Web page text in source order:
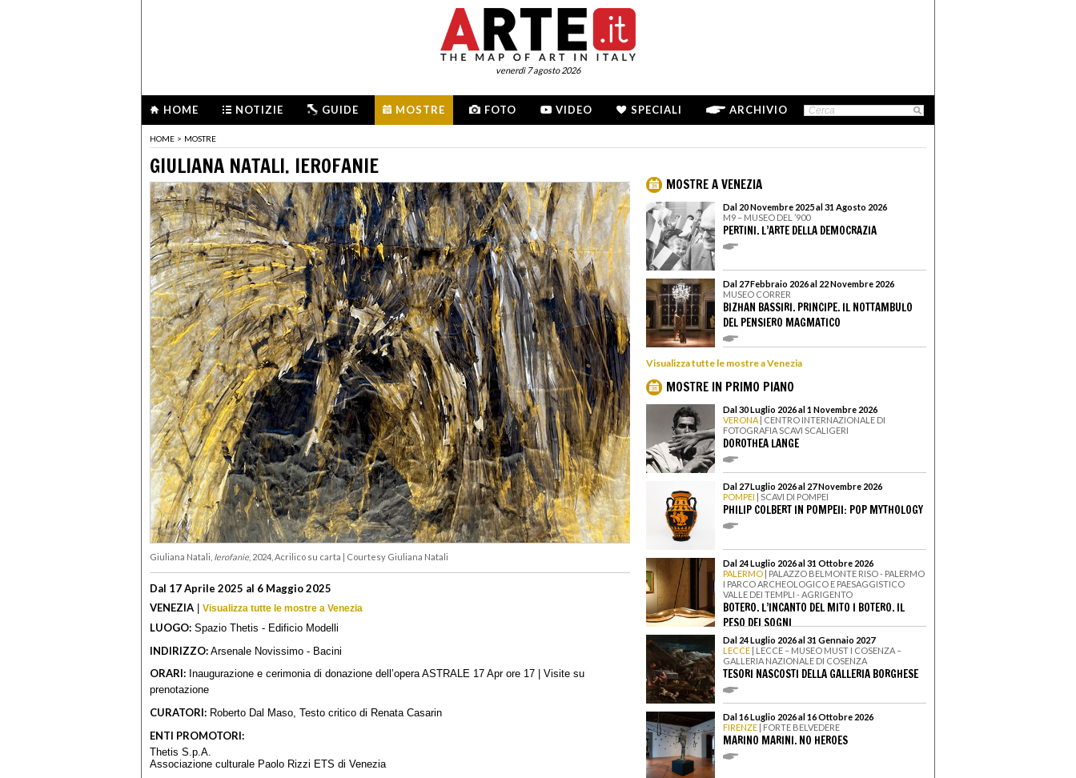
venerdì 7 agosto 2026
HOME NOTIZIE GUIDE MOSTRE FOTO VIDEO SPECIALI ARCHIVIO
HOME > MOSTRE
GIULIANA NATALI. IEROFANIE
Giuliana Natali, Ierofanie , 2024, Acrilico su carta | Courtesy Giuliana Natali
Dal 17 Aprile 2025 al 6 Maggio 2025
VENEZIA | Visualizza tutte le mostre a Venezia
LUOGO: Spazio Thetis - Edificio Modelli
INDIRIZZO: Arsenale Novissimo - Bacini
ORARI: Inaugurazione e cerimonia di donazione dell’opera ASTRALE 17 Apr ore 17 | Visite su
prenotazione
CURATORI: Roberto Dal Maso, Testo critico di Renata Casarin
ENTI PROMOTORI:
Thetis S.p.A.
Associazione culturale Paolo Rizzi ETS di Venezia
MOSTRE A VENEZIA
Dal 20 Novembre 2025 al 31 Agosto 2026
M9 – MUSEO DEL ’900
PERTINI. L’ARTE DELLA DEMOCRAZIA
Dal 27 Febbraio 2026 al 22 Novembre 2026
MUSEO CORRER
BIZHAN BASSIRI. PRINCIPE. IL NOTTAMBULO
DEL PENSIERO MAGMATICO
Visualizza tutte le mostre a Venezia
MOSTRE IN PRIMO PIANO
Dal 30 Luglio 2026 al 1 Novembre 2026
VERONA | CENTRO INTERNAZIONALE DI
FOTOGRAFIA SCAVI SCALIGERI
DOROTHEA LANGE
Dal 27 Luglio 2026 al 27 Novembre 2026
POMPEI | SCAVI DI POMPEI
PHILIP COLBERT IN POMPEII: POP MYTHOLOGY
Dal 24 Luglio 2026 al 31 Ottobre 2026
PALERMO | PALAZZO BELMONTE RISO - PALERMO
I PARCO ARCHEOLOGICO E PAESAGGISTICO
VALLE DEI TEMPLI - AGRIGENTO
BOTERO. L’INCANTO DEL MITO I BOTERO. IL
PESO DEI SOGNI
Dal 24 Luglio 2026 al 31 Gennaio 2027
LECCE | LECCE – MUSEO MUST I COSENZA –
GALLERIA NAZIONALE DI COSENZA
TESORI NASCOSTI DELLA GALLERIA BORGHESE
Dal 16 Luglio 2026 al 16 Ottobre 2026
FIRENZE | FORTE BELVEDERE
MARINO MARINI. NO HEROES